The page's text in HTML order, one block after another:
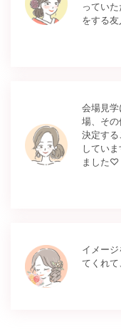
ってい
をする友
会場見
場、そ
決定す
してい
ました♡
イメー
てくれて